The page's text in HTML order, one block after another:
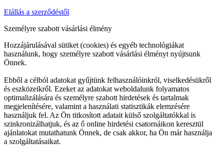
Elállás a szerződéstől
Személyre szabott vásárlási élmény
Hozzájárulásával sütiket (cookies) és egyéb technológiákat
használunk, hogy személyre szabott vásárlási élményt nyújtsunk
Önnek.
Ebből a célból adatokat gyűjtünk felhasználóinkról, viselkedésükről
és eszközeikről. Ezeket az adatokat weboldalunk folyamatos
optimalizálására és személyre szabott hirdetések és tartalmak
megjelenítésére, valamint a használati statisztikák elemzésére
használjuk fel. Az Ön titkosított adatait külső szolgáltatókkal is
szinkronizálhatjuk, és az ő online hirdetési csatornáikon keresztül
ajánlatokat mutathatunk Önnek, de csak akkor, ha Ön már használja
a szolgáltatásaikat.